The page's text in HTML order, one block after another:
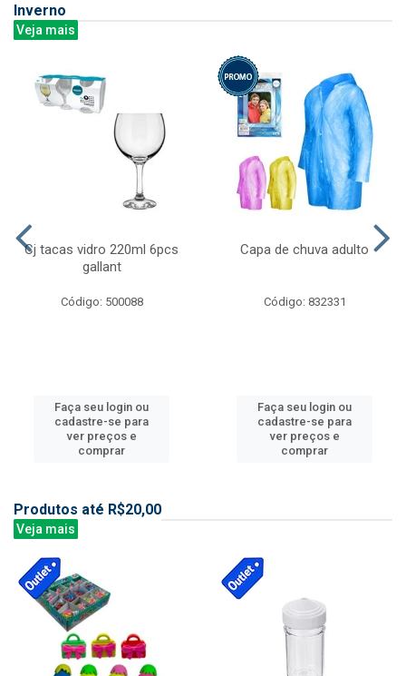
Inverno
Veja mais
Cj tacas vidro 220ml 6pcs
gallant
Código: 500088
Faça seu login ou
cadastre-se para
ver preços e
comprar
Capa de chuva adulto
Código: 832331
Faça seu login ou
cadastre-se para
ver preços e
comprar
Produtos até R$20,00
Veja mais